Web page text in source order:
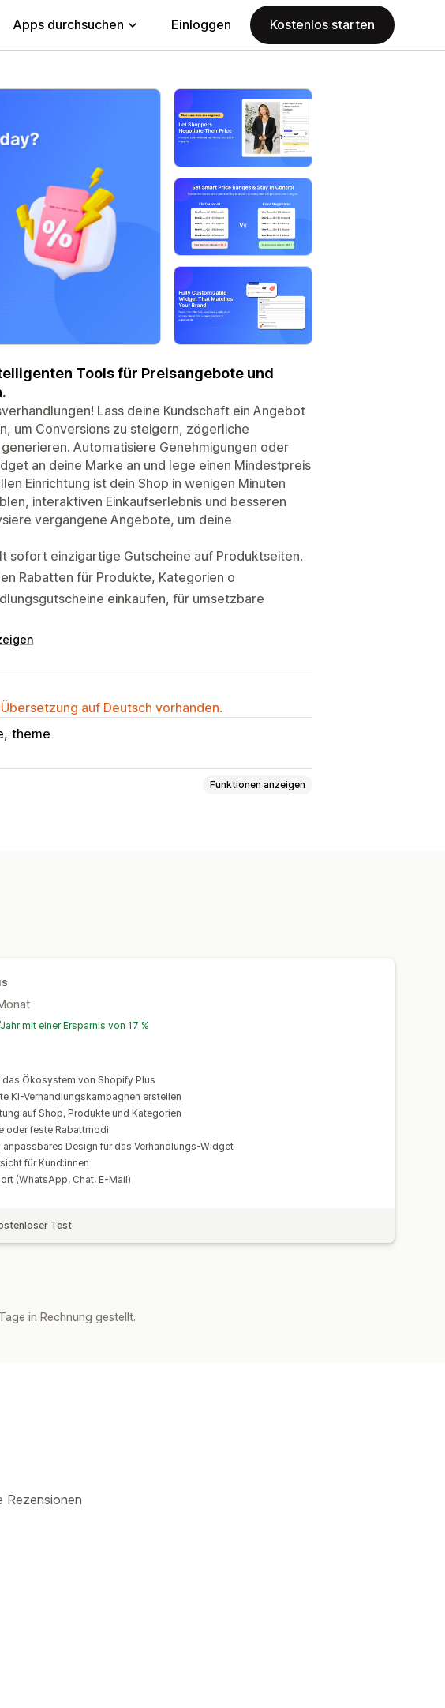
Apps durchsuchen Einloggen Kostenlos starten
Tools für Preisangebote und
Lass deine Kundschaft ein Angebot
um Conversions zu steigern, zögerliche
Automatisiere Genehmigungen oder
an deine Marke an und lege einen Mindestpreis
Einrichtung ist dein Shop in wenigen Minuten
interaktiven Einkaufserlebnis und besseren
vergangene Angebote, um deine
einzigartige Gutscheine auf Produktseiten.
Rabatten für Produkte, Kategorien o
einkaufen, für umsetzbare
auf Deutsch vorhanden.
theme
Funktionen anzeigen
mit einer Ersparnis von 17 %
Ökosystem von Shopify Plus
KI-Verhandlungskampagnen erstellen
auf Shop, Produkte und Kategorien
oder feste Rabattmodi
Design für das Verhandlungs-Widget
für Kund:innen
(WhatsApp, Chat, E-Mail)
Test
in Rechnung gestellt.
Rezensionen